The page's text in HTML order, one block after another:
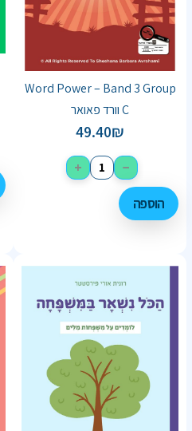
Word Power – Band 3 Group
C וורד פאואר
49.40₪
−
+
הוספה